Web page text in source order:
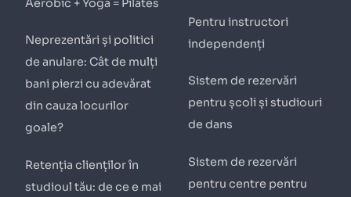
Aerobic + Yoga = Pilates
Neprezentări și politici
de anulare: Cât de mulți
bani pierzi cu adevărat
din cauza locurilor
goale?
Retenția clienților în
studioul tău: de ce e mai
Pentru instructori
independenți
Sistem de rezervări
pentru școli și studiouri
de dans
Sistem de rezervări
pentru centre pentru